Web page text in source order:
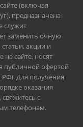
(включая
предназначена
служит
заменить очную
акции и
сайте, носят
публичной офертой
РФ). Для получения
оказания
с
телефонам.